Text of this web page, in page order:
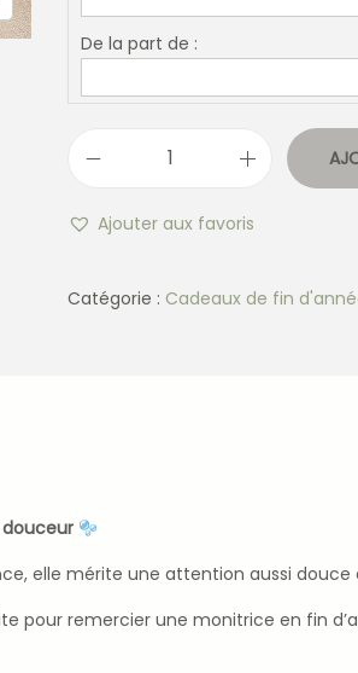
De la part de :
Ajouter aux favoris
Catégorie : Cadeaux de fin
elle mérite une attention aussi douce
remercier une monitrice en fin